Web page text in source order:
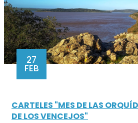
27
FEB
CARTELES "MES DE LAS
DE LOS VENCEJOS"